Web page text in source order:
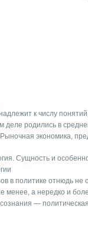
к числу
деле родились в
экономика,
Сущность и
в политике отнюдь не
менее, а нередко и
—